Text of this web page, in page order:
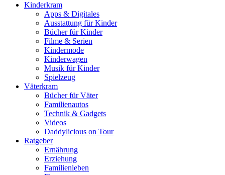
Kinderkram
Apps & Digitales
Ausstattung für Kinder
Bücher für Kinder
Filme & Serien
Kindermode
Kinderwagen
Musik für Kinder
Spielzeug
Väterkram
Bücher für Väter
Familienautos
Technik & Gadgets
Videos
Daddylicious on Tour
Ratgeber
Ernährung
Erziehung
Familienleben